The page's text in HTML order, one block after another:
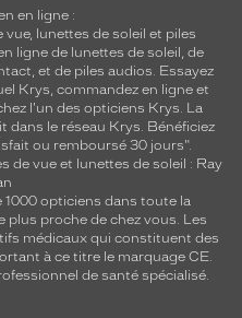
en ligne :
vue, lunettes de soleil et piles
ligne de lunettes de soleil, de
, et de piles audios. Essayez
Krys, commandez en ligne et
l'un des opticiens Krys. La
dans le réseau Krys. Bénéficiez
ou remboursé 30 jours".
de vue et lunettes de soleil : Ray
1000 opticiens dans toute la
plus proche de chez vous . Les
médicaux qui constituent des
à ce titre le marquage CE.
de santé spécialisé.